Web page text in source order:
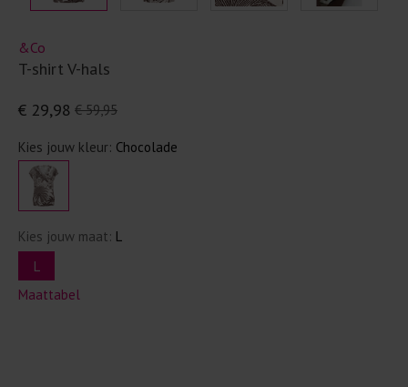
&Co
T-shirt V-hals
€ 59,95
€ 29,98
Kies jouw kleur: Chocolade
Kies jouw maat: L
L
Maattabel